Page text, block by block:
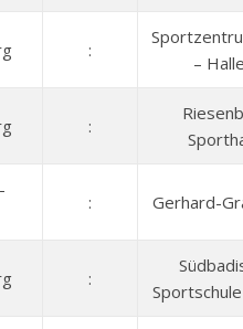
:
–
:
: Gerhard-
: